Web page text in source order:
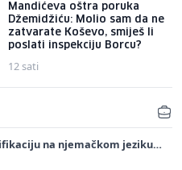
Mandićeva oštra poruka
Džemidžiću: Molio sam da ne
zatvarate Koševo, smiješ li
poslati inspekciju Borcu?
12 sati
na njemačkom jeziku